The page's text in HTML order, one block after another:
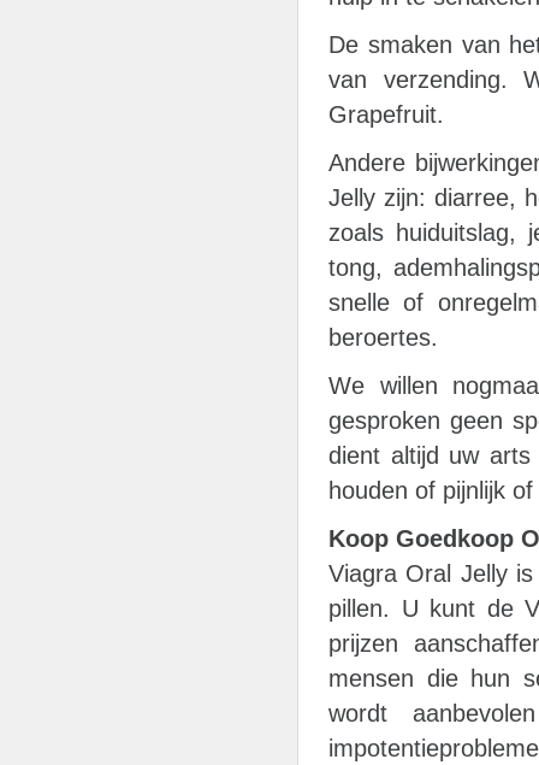
De smaken van
van verzending.
Grapefruit.
Andere
Jelly zijn: diarree,
zoals huiduitslag,
tong,
snelle of
beroertes.
We willen
gesproken geen
dient altijd uw arts
houden of pijnlijk
Koop Goedkoop
Viagra Oral Jelly
pillen. U kunt de
prijzen
mensen die hun
wordt